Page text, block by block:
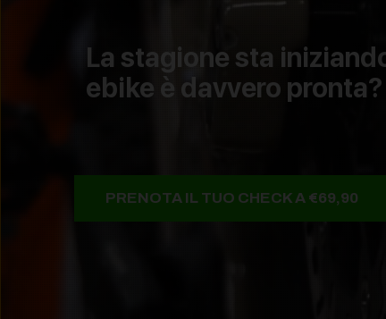
La stagione sta
ebike è davvero pronta?
PRENOTA IL TUO CHECK A €69,90